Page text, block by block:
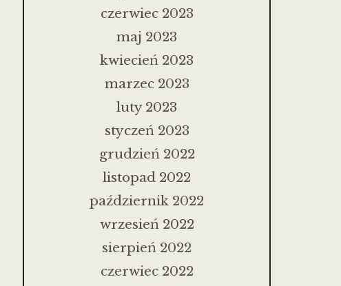
czerwiec 2023
maj 2023
kwiecień 2023
marzec 2023
luty 2023
styczeń 2023
grudzień 2022
listopad 2022
październik 2022
wrzesień 2022
sierpień 2022
czerwiec 2022